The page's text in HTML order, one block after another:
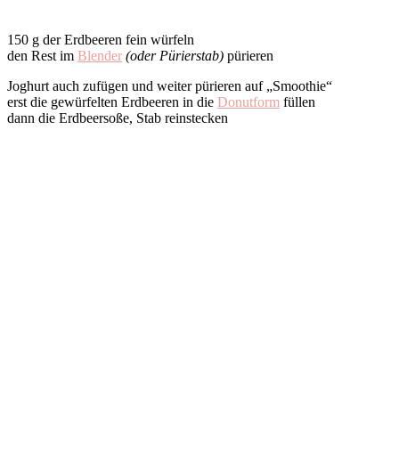
150 g der Erdbeeren fein würfeln
den Rest im Blender (oder Pürierstab) pürieren
Joghurt auch zufügen und weiter pürieren auf „Smoothie“
erst die gewürfelten Erdbeeren in die Donutform füllen
dann die Erdbeersoße, Stab reinstecken